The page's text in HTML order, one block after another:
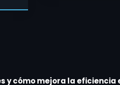
y cómo mejora la